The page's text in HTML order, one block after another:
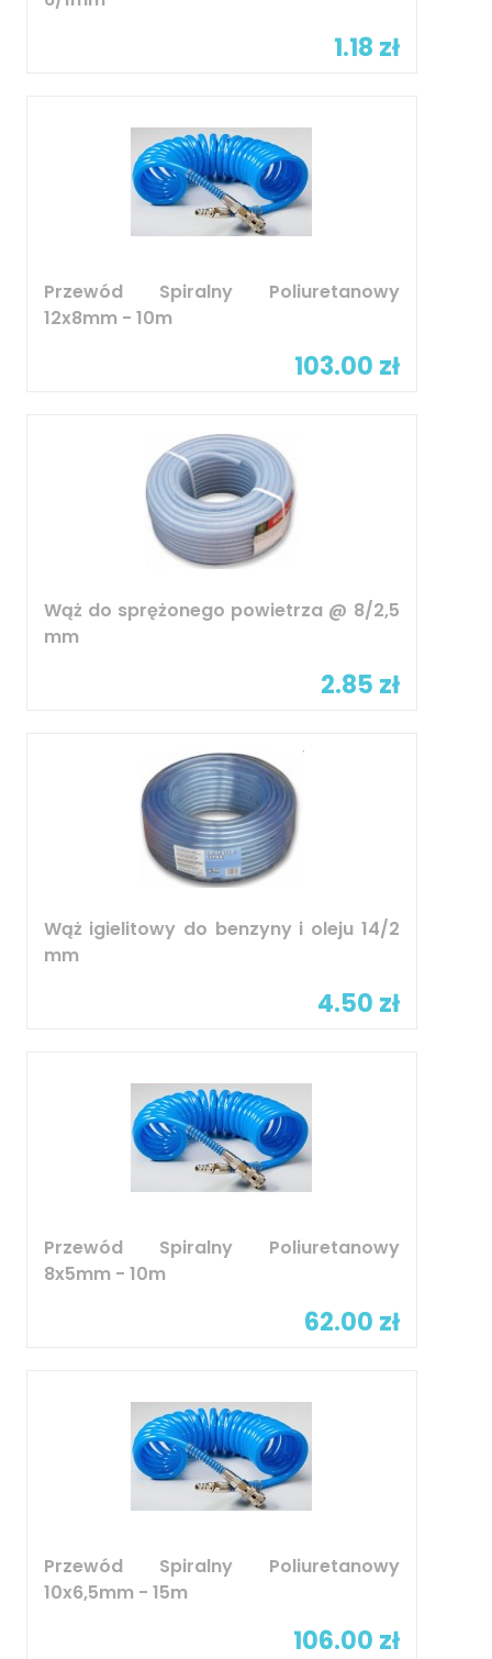
1.18 zł
Przewód Spiralny Poliuretanowy
12x8mm - 10m
103.00 zł
Wąż do sprężonego powietrza @ 8/2,5
mm
2.85 zł
Wąż igielitowy do benzyny i oleju 14/2
mm
4.50 zł
Przewód Spiralny Poliuretanowy
8x5mm - 10m
62.00 zł
Przewód Spiralny Poliuretanowy
10x6,5mm - 15m
106.00 zł